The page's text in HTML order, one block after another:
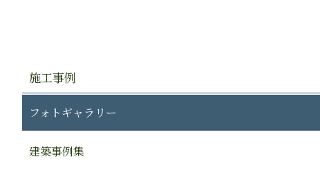
施工事例
フォトギャラリー
建築事例集